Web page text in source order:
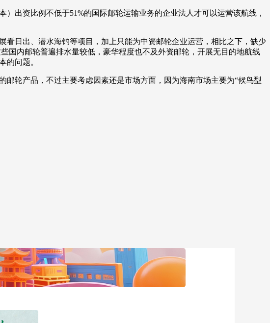
资比例不低于51%的国际邮轮运输业务的企业法人才可以运营该航线，
日出、潜水海钓等项目，加上只能为中资邮轮企业运营，相比之下，缺少
国内邮轮普遍排水量较低，豪华程度也不及外资邮轮，开展无目的地航线
的问题。
轮产品，不过主要考虑因素还是市场方面，因为海南市场主要为“候鸟型